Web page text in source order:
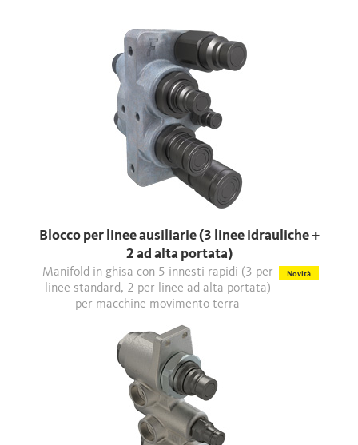
Blocco per linee ausiliarie (3 linee idrauliche +
2 ad alta portata)
Novità
Manifold in ghisa con 5 innesti rapidi (3 per
linee standard, 2 per linee ad alta portata)
per macchine movimento terra